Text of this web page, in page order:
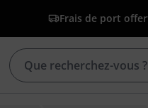
Frais de port